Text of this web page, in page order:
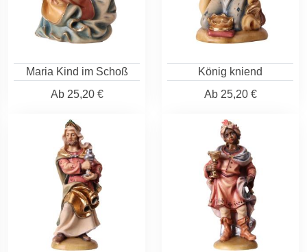
Maria Kind im Schoß
Ab25,20 €
König kniend
Ab25,20 €